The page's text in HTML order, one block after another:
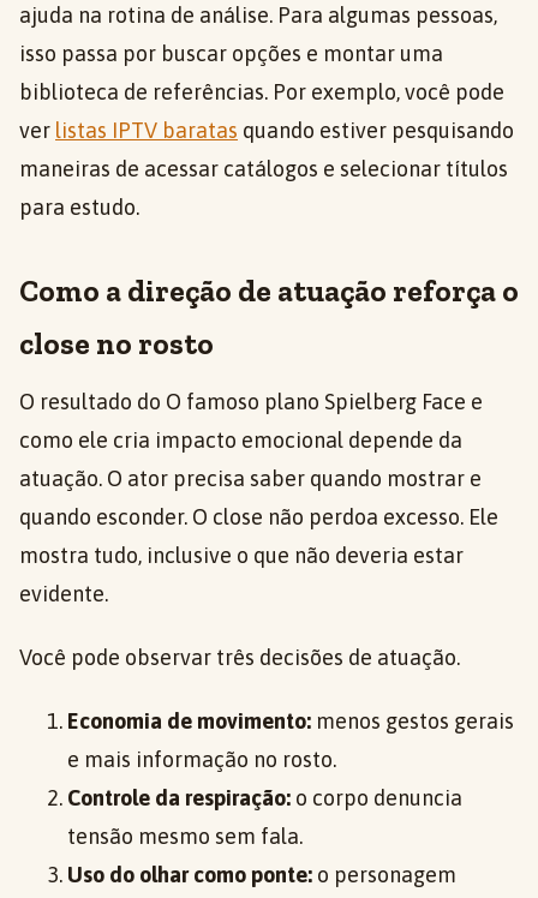
ajuda na rotina de análise. Para algumas pessoas,
isso passa por buscar opções e montar uma
biblioteca de referências. Por exemplo, você pode
ver listas IPTV baratas quando estiver pesquisando
maneiras de acessar catálogos e selecionar títulos
para estudo.
Como a direção de atuação reforça o
close no rosto
O resultado do O famoso plano Spielberg Face e
como ele cria impacto emocional depende da
atuação. O ator precisa saber quando mostrar e
quando esconder. O close não perdoa excesso. Ele
mostra tudo, inclusive o que não deveria estar
evidente.
Você pode observar três decisões de atuação.
Economia de movimento: menos gestos gerais
e mais informação no rosto.
Controle da respiração: o corpo denuncia
tensão mesmo sem fala.
Uso do olhar como ponte: o personagem